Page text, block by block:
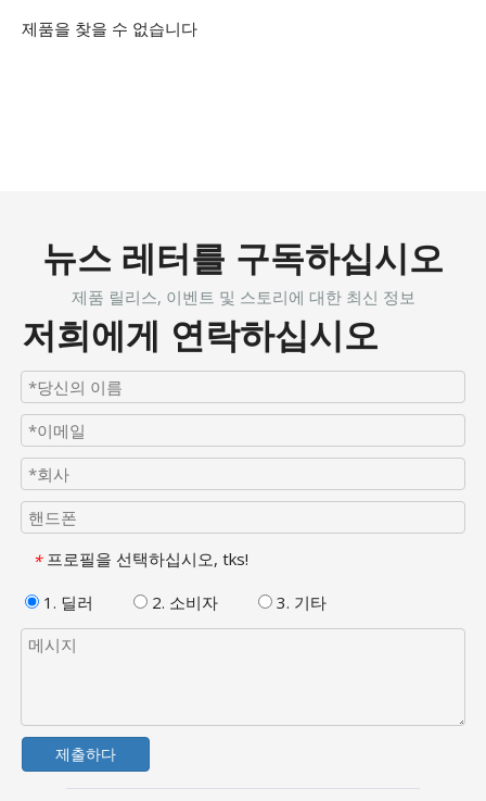
제품을 찾을 수 없습니다
뉴스 레터를 구독하십시오
제품 릴리스, 이벤트 및 스토리에 대한 최신 정보
저희에게 연락하십시오
* 프로필을 선택하십시오, tks!
1. 딜러
2. 소비자 3. 기타
제출하다